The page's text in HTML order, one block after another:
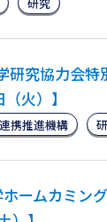
研究協力会特
火）】
携推進機構
ホームカミン